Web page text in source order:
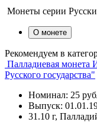
Монеты серии
О монете
Рекомендуем в
Палладиевая монета
Русского государства"
Номинал: 25
Выпуск:
31.10 г,